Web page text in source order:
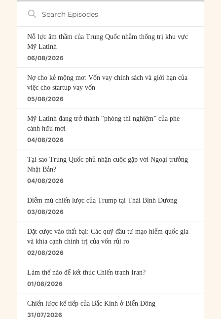
Search
Episodes
Nỗ lực âm thầm của Trung Quốc nhằm thống trị khu vực
Mỹ Latinh
06/08/2026
Nợ cho kẻ mộng mơ: Vốn vay chính sách và giới hạn của
việc cho startup vay vốn
05/08/2026
Mỹ Latinh đang trở thành “phòng thí nghiệm” của phe
cánh hữu mới
04/08/2026
Tại sao Trung Quốc phủ nhận cuộc gặp với Ngoại trưởng
Nhật Bản?
04/08/2026
Điểm mù chiến lược của Trump tại Thái Bình Dương
03/08/2026
Đặt cược vào thất bại: Các quỹ đầu tư mạo hiểm quốc gia
và khía cạnh chính trị của vốn rủi ro
02/08/2026
Làm thế nào để kết thúc Chiến tranh Iran?
01/08/2026
Chiến lược kế tiếp của Bắc Kinh ở Biển Đông
31/07/2026